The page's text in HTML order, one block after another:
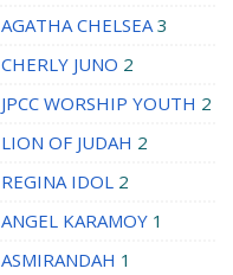
AGATHA CHELSEA 3
CHERLY JUNO 2
JPCC WORSHIP YOUTH 2
LION OF JUDAH 2
REGINA IDOL 2
ANGEL KARAMOY 1
ASMIRANDAH 1